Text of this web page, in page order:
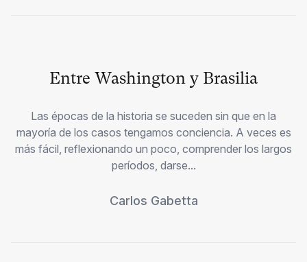
Entre Washington y Brasilia
Las épocas de la historia se suceden sin que en la
mayoría de los casos tengamos conciencia. A veces es
más fácil, reflexionando un poco, comprender los largos
períodos, darse...
Carlos Gabetta